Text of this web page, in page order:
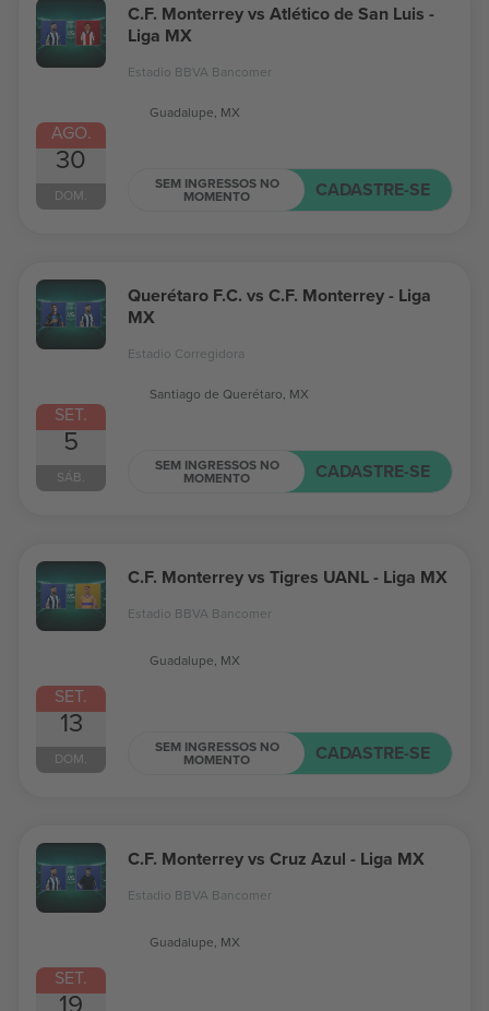
AGO.
30
DOM.
C.F. Monterrey vs Atlético de San Luis -
Liga MX
Estadio BBVA Bancomer
Guadalupe, MX
SEM INGRESSOS NO
MOMENTO CADASTRE-SE
SET.
5
SÁB.
Querétaro F.C. vs C.F. Monterrey - Liga
MX
Estadio Corregidora
Santiago de Querétaro, MX
SEM INGRESSOS NO
MOMENTO CADASTRE-SE
SET.
13
DOM.
C.F. Monterrey vs Tigres UANL - Liga MX
Estadio BBVA Bancomer
Guadalupe, MX
SEM INGRESSOS NO
MOMENTO CADASTRE-SE
SET.
19
C.F. Monterrey vs Cruz Azul - Liga MX
Estadio BBVA Bancomer
Guadalupe, MX